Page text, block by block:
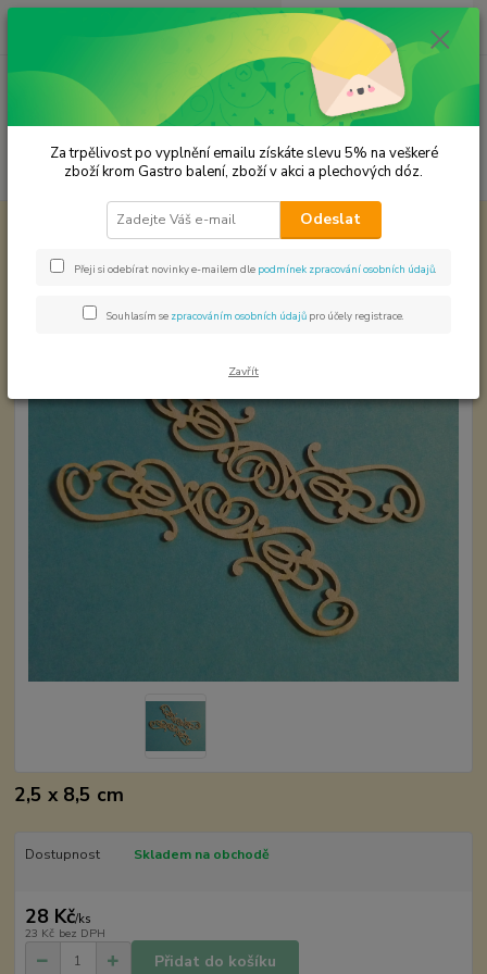
Menu
Hledat
ks
za 0,00 Kč
Papírové výřezy Elegance Ornament 2 ks.
Elegance Ornament 2 ks.
2,5 x 8,5 cm
Dostupnost Skladem na obchodě
28 Kč/ks
23 Kč bez DPH
Přidat do košíku
Za trpělivost po vyplnění emailu získáte slevu 5% na veškeré
zboží krom Gastro balení, zboží v akci a plechových dóz.
Odeslat
Přeji si odebírat novinky e-mailem dle podmínek zpracování osobních údajů
Souhlasím se zpracováním osobních údajů pro účely registrace.
Zavřít